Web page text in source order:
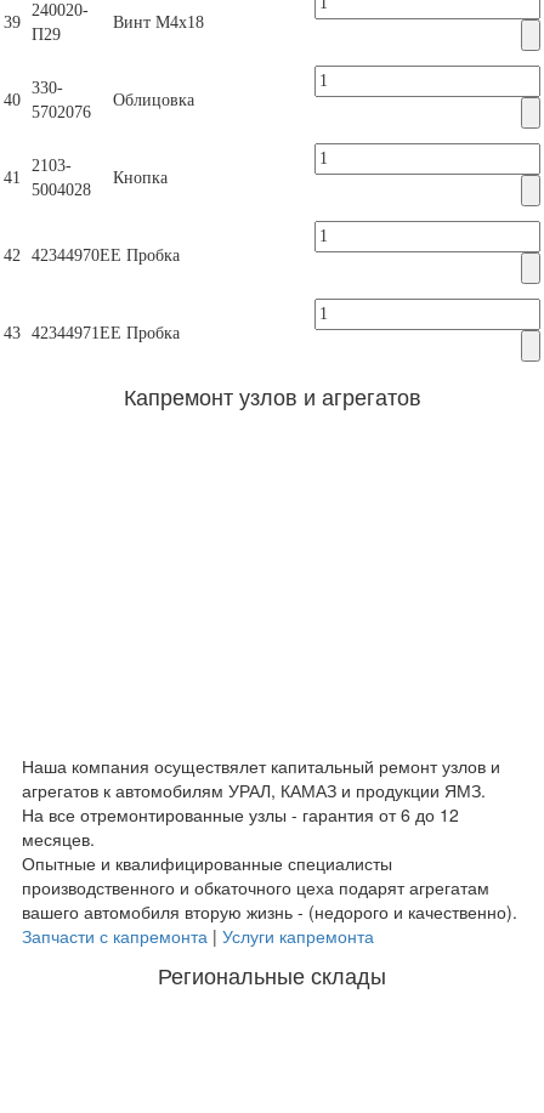
39
240020-
П29
Винт М4х18
40
330-
5702076
Облицовка
41
2103-
5004028
Кнопка
42 42344970ЕЕ Пробка
43 42344971ЕЕ Пробка
Капремонт узлов и агрегатов
Наша компания осуществялет капитальный ремонт узлов и
агрегатов к автомобилям УРАЛ, КАМАЗ и продукции ЯМЗ.
На все отремонтированные узлы - гарантия от 6 до 12
месяцев.
Опытные и квалифицированные специалисты
производственного и обкаточного цеха подарят агрегатам
вашего автомобиля вторую жизнь - (недорого и качественно).
Запчасти с капремонта | Услуги капремонта
Региональные склады